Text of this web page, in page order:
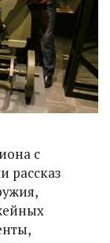
с
рассказ